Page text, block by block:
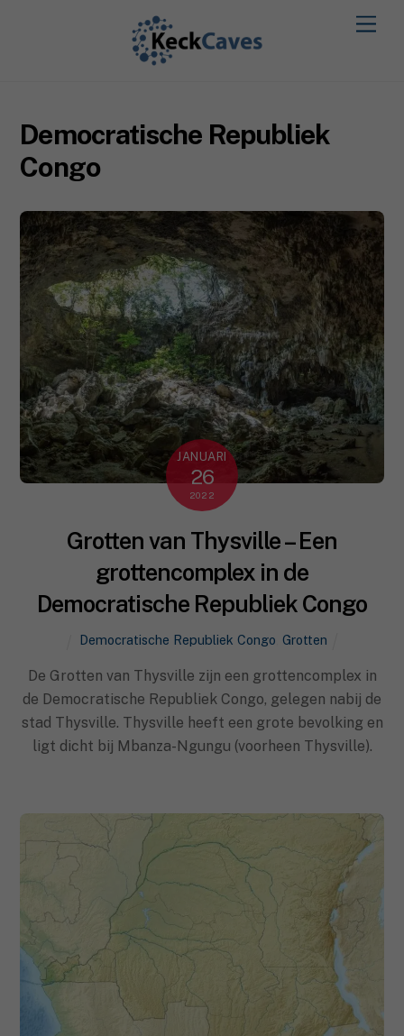
Democratische Republiek
Congo
JANUARI
26
2022
Grotten van Thysville – Een
grottencomplex in de
Democratische Republiek Congo
Democratische Republiek Congo Grotten
De Grotten van Thysville zijn een grottencomplex in
de Democratische Republiek Congo, gelegen nabij de
stad Thysville. Thysville heeft een grote bevolking en
ligt dicht bij Mbanza-Ngungu (voorheen Thysville).